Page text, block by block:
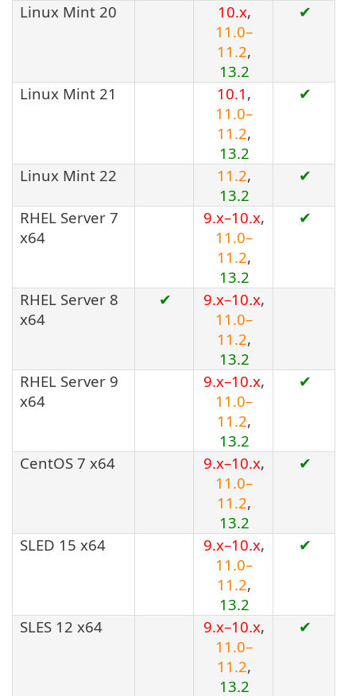
Linux Mint 20
10.x,
11.0–
11.2,
13.2
✔
Linux Mint 21 10.1 ,
11.0–
11.2,
13.2
✔
Linux Mint 22 11.2,
13.2
✔
RHEL Server 7
x64
9.x–10.x,
11.0–
11.2,
13.2
✔
RHEL Server 8
x64
✔ 9.x–10.x,
11.0–
11.2,
13.2
RHEL Server 9
x64
9.x–10.x,
11.0–
11.2,
13.2
✔
CentOS 7 x64 9.x–10.x,
11.0–
11.2,
13.2
✔
SLED 15 x64 9.x–10.x,
11.0–
11.2,
13.2
✔
SLES 12 x64 9.x–10.x,
11.0–
11.2,
13.2
✔